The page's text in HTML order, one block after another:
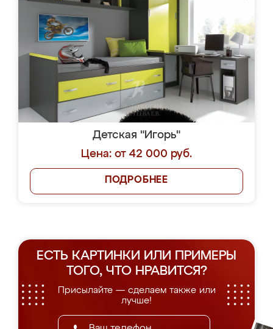
Детская "Игорь"
Цена: от 42 000 руб.
ПОДРОБНЕЕ
ЕСТЬ КАРТИНКИ ИЛИ ПРИМЕРЫ
ТОГО, ЧТО НРАВИТСЯ?
Присылайте — сделаем также или
лучше!